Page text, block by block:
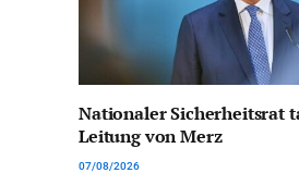
Nationaler Sicherheitsrat
Leitung von Merz
07/08/2026